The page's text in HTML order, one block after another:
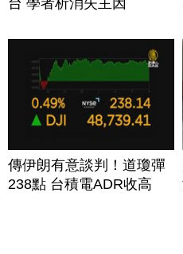
台 學者析消失主因
傳伊朗有意談判！道瓊彈
238點 台積電ADR收高